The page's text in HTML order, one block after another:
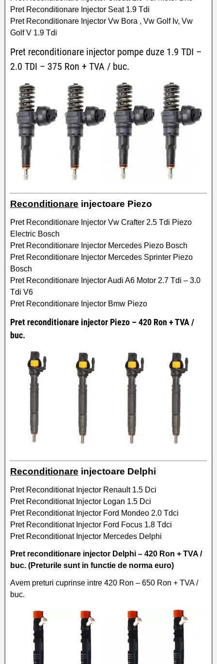
Pret Reconditionare Injector Seat 1.9 Tdi
Pret Reconditionare Injector Vw Bora , Vw Golf Iv, Vw
Golf V 1.9 Tdi
Pret reconditionare injector pompe duze 1.9 TDI –
2.0 TDI – 375 Ron + TVA / buc.
Reconditionare injectoare Piezo
Pret Reconditionare Injector Vw Crafter 2.5 Tdi Piezo
Electric Bosch
Pret Reconditionare Injector Mercedes Piezo Bosch
Pret Reconditionare Injector Mercedes Sprinter Piezo
Bosch
Pret Reconditionare Injector Audi A6 Motor 2.7 Tdi – 3.0
Tdi V6
Pret Reconditionare Injector Bmw Piezo
Pret reconditionare injector Piezo – 420 Ron + TVA /
buc.
Reconditionare injectoare Delphi
Pret Reconditionat Injector Renault 1.5 Dci
Pret Reconditionat Injector Logan 1.5 Dci
Pret Reconditionat Injector Ford Mondeo 2.0 Tdci
Pret Reconditionat Injector Ford Focus 1.8 Tdci
Pret Reconditionat Injector Mercedes Delphi
Pret reconditionare injector Delphi – 420 Ron + TVA /
buc. (Preturile sunt in functie de norma euro)
Avem preturi cuprinse intre 420 Ron – 650 Ron + TVA /
buc.